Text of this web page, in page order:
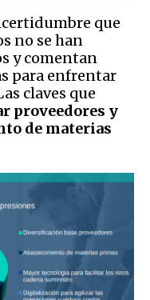
que
no se han
y comentan
para enfrentar
claves que
proveedores y
de materias